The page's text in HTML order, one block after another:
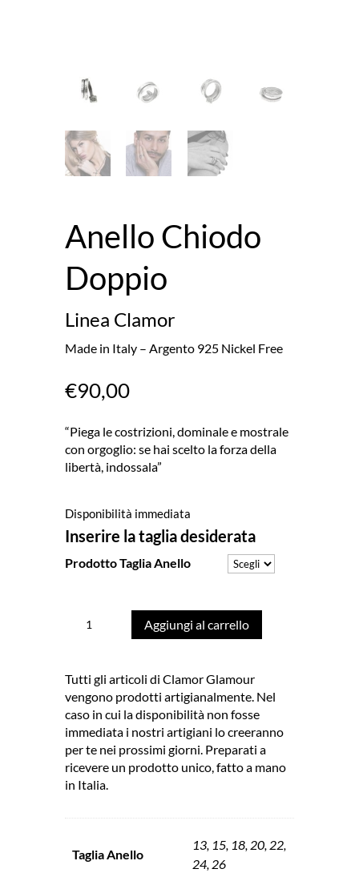
Anello Chiodo
Doppio
Linea Clamor
Made in Italy – Argento 925 Nickel Free
€90,00
“Piega le costrizioni, dominale e mostrale
con orgoglio: se hai scelto la forza della
libertà, indossala”
Disponibilità immediata
Inserire la taglia desiderata
Prodotto Taglia Anello
Chiodo
Made
in
Italy
Clamor
Glamour
Linea
Clamor
Aggiungi al carrello
Tutti gli articoli di Clamor Glamour
vengono prodotti artigianalmente. Nel
caso in cui la disponibilità non fosse
immediata i nostri artigiani lo creeranno
per te nei prossimi giorni. Preparati a
ricevere un prodotto unico, fatto a mano
in Italia.
Taglia Anello
13, 15, 18, 20, 22,
24, 26